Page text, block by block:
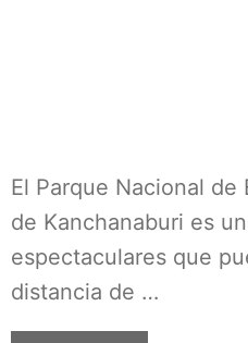
El Parque Nacional de
de Kanchanaburi es
espectaculares que
distancia de …